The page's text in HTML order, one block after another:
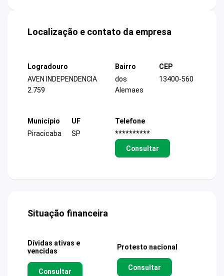
Localização e contato da empresa
Logradouro
AVEN INDEPENDENCIA
2.759
Bairro
dos
Alemaes
CEP
13400-560
Município
Piracicaba
UF
SP
Telefone
**********
Consultar
Situação financeira
Dívidas ativas e
vencidas
Consultar
Protesto nacional
Consultar